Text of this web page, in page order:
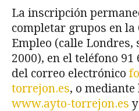
La inscripción
completar grupos en
Empleo (calle Londres,
2000), en el teléfono 91
del correo electrónico
torrejon.es, o
www.ayto-torrejon.es